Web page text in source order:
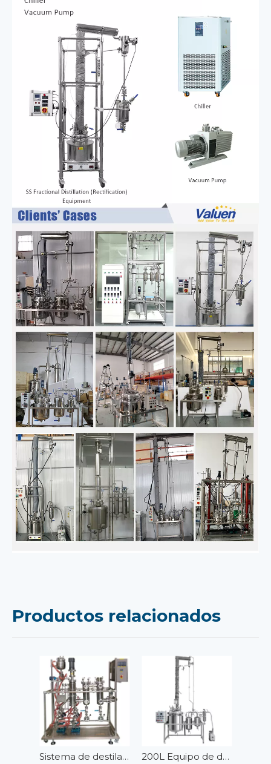
Productos relacionados
Sistema de destilación de película (molecular) limpiada (fina) de acero inoxidable de 4-5 pulgadas 200L Equipo de destilación fraccional de acero inoxidable (rectificación)